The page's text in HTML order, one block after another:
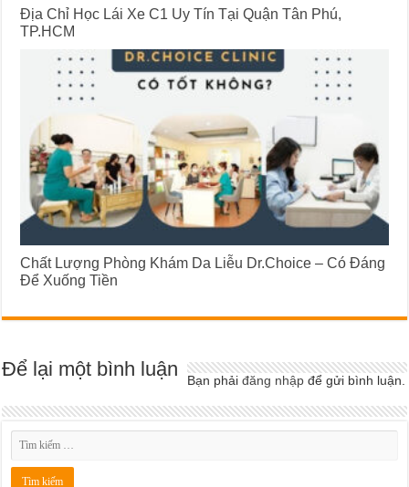
Địa Chỉ Học Lái Xe C1 Uy Tín Tại Quận Tân Phú,
TP.HCM
Chất Lượng Phòng Khám Da Liễu Dr.Choice – Có Đáng
Để Xuống Tiền
Để lại một bình luận Bạn phảiđăng nhập để gửi bình luận.